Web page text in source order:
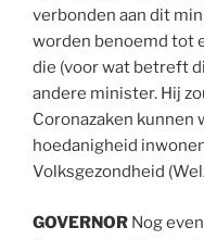
verbonden aan dit
worden benoemd tot
die (voor wat betreft
andere minister. Hij
Coronazaken kunnen
hoedanigheid
Volksgezondheid
GOVERNOR Nog